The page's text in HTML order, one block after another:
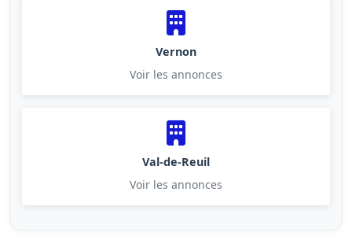
Vernon
Voir les annonces
Val-de-Reuil
Voir les annonces